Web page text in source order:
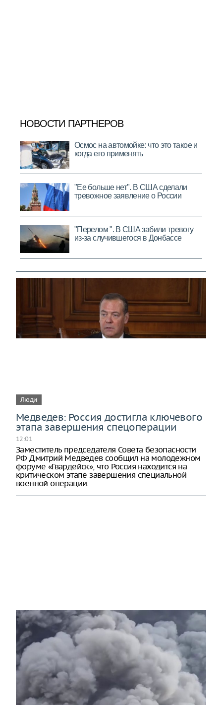
Люди
Медведев: Россия достигла ключевого
этапа завершения спецоперации
12:01
Заместитель председателя Совета безопасности
РФ Дмитрий Медведев сообщил на молодежном
форуме «Гвардейск», что Россия находится на
критическом этапе завершения специальной
военной операции.